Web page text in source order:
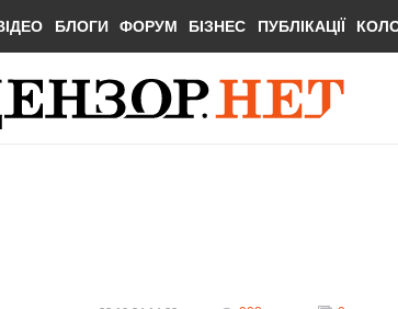
БЛОГИ ФОРУМ БІЗНЕС ПУБЛІКАЦІЇ